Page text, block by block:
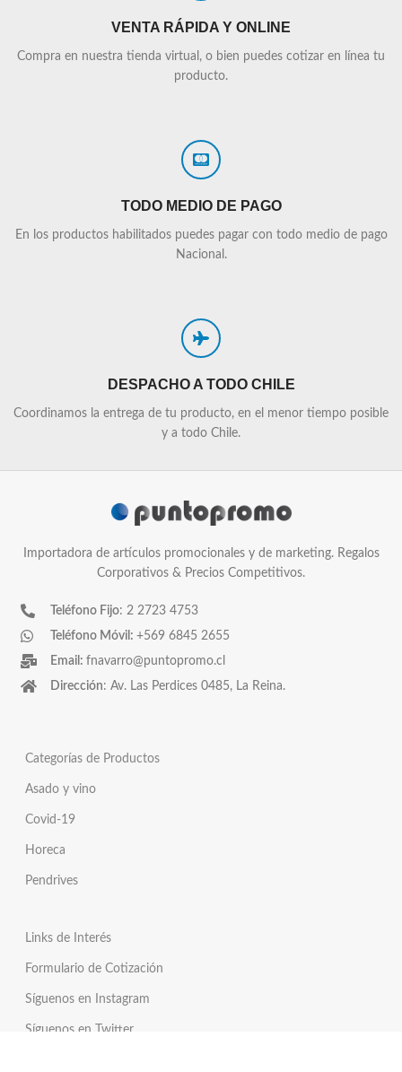
VENTA RÁPIDA Y ONLINE
Compra en nuestra tienda virtual, o bien puedes cotizar en línea tu
producto.
TODO MEDIO DE PAGO
En los productos habilitados puedes pagar con todo medio de pago
Nacional.
DESPACHO A TODO CHILE
Coordinamos la entrega de tu producto, en el menor tiempo posible
y a todo Chile.
Importadora de artículos promocionales y de marketing. Regalos
Corporativos & Precios Competitivos.
Teléfono Fijo: 2 2723 4753
Teléfono Móvil: +569 6845 2655
Email: fnavarro@puntopromo.cl
Dirección: Av. Las Perdices 0485, La Reina.
Categorías de Productos
Asado y vino
Covid-19
Horeca
Pendrives
Links de Interés
Formulario de Cotización
Síguenos en Instagram
Síguenos en Twitter